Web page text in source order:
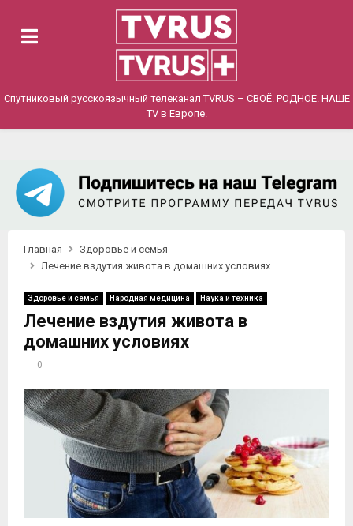
PRIMARY
Спутниковый русскоязычный телеканал TVRUS – СВОЁ. РОДНОЕ. НАШЕ
TV в Европе.
Главная
Здоровье и семья
Лечение вздутия живота в домашних условиях
Здоровье и семья Народная медицина Наука и техника
Лечение вздутия живота в
домашних условиях
0